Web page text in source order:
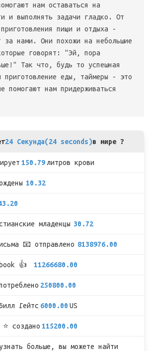
нам оставаться на
и выполнять задачи гладко. От
пищи и отдыха -
за нами. Они похожи на небольшие
говорят: "Эй, пора
Так что, будь то успешная
приготовление еды, таймеры - это
помогают нам придерживаться
24 Секунда(24 seconds)в мире ?
150.79 литров крови
10.32
младенцы 30.72
📧 отправлено 8138976.00
👍 11266680.00
250800.00
Гейтс 6000.00 US
создано 115200.00
больше, вы можете найти